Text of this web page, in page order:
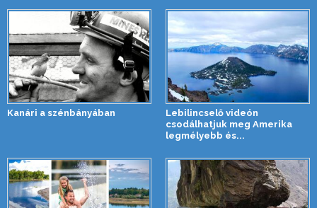
Kanári a szénbányában
Lebilincselő videón
csodálhatjuk meg Amerika
legmélyebb és...